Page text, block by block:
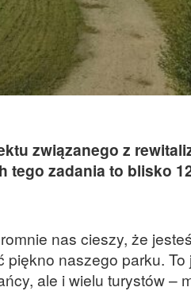
związanego z
tego zadania to blisko
nas cieszy, że
naszego parku. To
ale i wielu turystów –